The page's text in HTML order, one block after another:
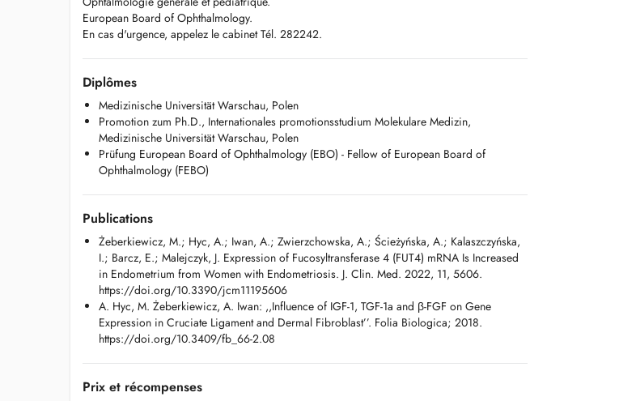
European Board of Ophthalmology.
En cas d'urgence, appelez le cabinet Tél. 282242.
Diplômes
Medizinische Universität Warschau, Polen
Promotion zum Ph.D., Internationales promotionsstudium Molekulare Medizin,
Medizinische Universität Warschau, Polen
Prüfung European Board of Ophthalmology (EBO) - Fellow of European Board of
Ophthalmology (FEBO)
Publications
Żeberkiewicz, M.; Hyc, A.; Iwan, A.; Zwierzchowska, A.; Ścieżyńska, A.; Kalaszczyńska,
I.; Barcz, E.; Malejczyk, J. Expression of Fucosyltransferase 4 (FUT4) mRNA Is Increased
in Endometrium from Women with Endometriosis. J. Clin. Med. 2022, 11, 5606.
https://doi.org/10.3390/jcm11195606
A. Hyc, M. Żeberkiewicz, A. Iwan: ,,Influence of IGF-1, TGF-1a and β-FGF on Gene
Expression in Cruciate Ligament and Dermal Fibroblast’’. Folia Biologica; 2018.
https://doi.org/10.3409/fb_66-2.08
Prix et récompenses